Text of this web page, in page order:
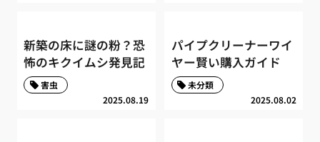
新築の床に謎の粉？恐
怖のキクイムシ発見記
2025.08.19
害虫
パイプクリーナーワイ
ヤー賢い購入ガイド
2025.08.02
未分類